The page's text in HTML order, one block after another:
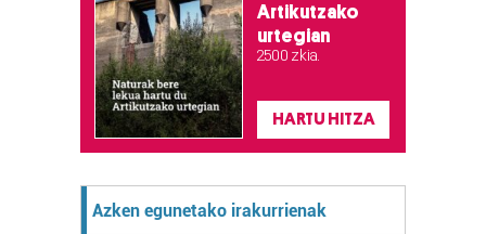
Artikutzako
urtegian
2.500 zkia.
HARTU HITZA
Azken egunetako irakurrienak